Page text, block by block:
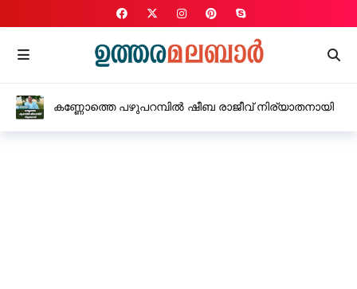
കണ്ണോത്തെ പഴുപറമ്പിൽ ഷീബ രാജീവ് നിര്യാതനായി